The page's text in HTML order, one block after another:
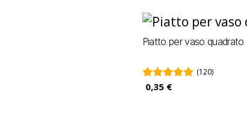
Piatto per vaso quadrato
(120)
0,35 €